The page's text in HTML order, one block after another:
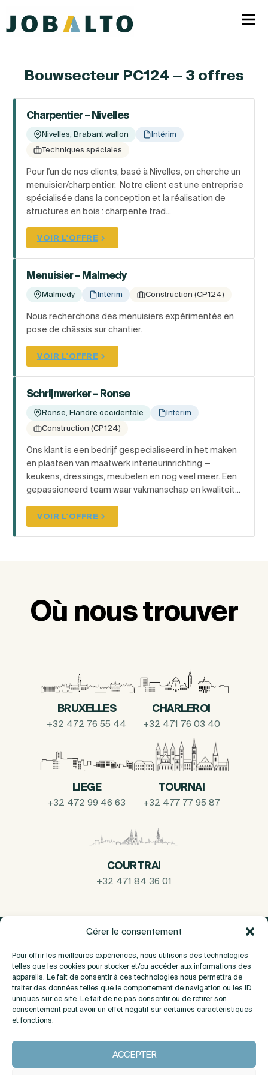
Gérer le consentement
Pour offrir les meilleures expériences, nous utilisons des technologies
telles que les cookies pour stocker et/ou accéder aux informations des
appareils. Le fait de consentir à ces technologies nous permettra de
traiter des données telles que le comportement de navigation ou les ID
uniques sur ce site. Le fait de ne pas consentir ou de retirer son
consentement peut avoir un effet négatif sur certaines caractéristiques
et fonctions.
ACCEPTER
Bouwsecteur PC124 — 3 offres
Charpentier – Nivelles
Nivelles, Brabant wallon
Intérim
Techniques spéciales
Pour l'un de nos clients, basé à Nivelles, on cherche un
menuisier/charpentier. Notre client est une entreprise
spécialisée dans la conception et la réalisation de
structures en bois : charpente trad...
VOIR L'OFFRE
Menuisier – Malmedy
Malmedy Intérim Construction (CP124)
Nous recherchons des menuisiers expérimentés en
pose de châssis sur chantier.
VOIR L'OFFRE
Schrijnwerker – Ronse
Ronse, Flandre occidentale
Intérim
Construction (CP124)
Ons klant is een bedrijf gespecialiseerd in het maken
en plaatsen van maatwerk interieurinrichting —
keukens, dressings, meubelen en nog veel meer. Een
gepassioneerd team waar vakmanschap en kwaliteit...
VOIR L'OFFRE
Où nous trouver
BRUXELLES
+32 472 76 55 44
CHARLEROI
+32 471 76 03 40
LIEGE
+32 472 99 46 63
TOURNAI
+32 477 77 95 87
COURTRAI
+32 471 84 36 01
A propos